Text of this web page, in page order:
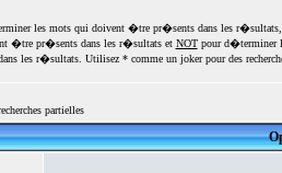
les mots qui doivent �tre pr�sents dans les
�tre pr�sents dans les r�sultats et NOTpour d�terminer
les r�sultats. Utilisez * comme un joker pour des
partielles